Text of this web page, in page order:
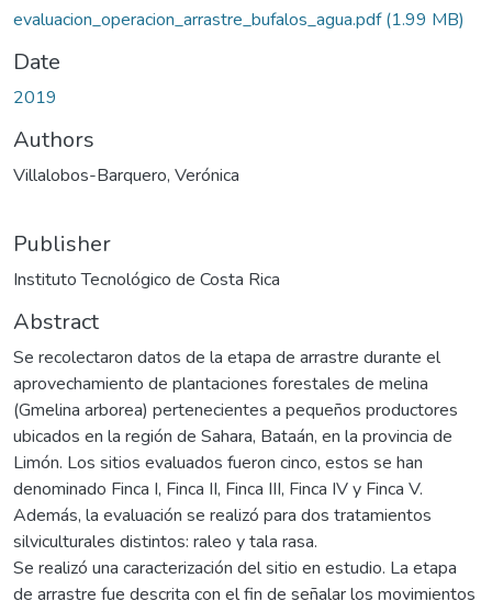
evaluacion_operacion_arrastre_bufalos_agua.pdf(1.99 MB)
Date
2019
Authors
Villalobos-Barquero, Verónica
Publisher
Instituto Tecnológico de Costa Rica
Abstract
Se recolectaron datos de la etapa de arrastre durante el
aprovechamiento de plantaciones forestales de melina
(Gmelina arborea) pertenecientes a pequeños productores
ubicados en la región de Sahara, Bataán, en la provincia de
Limón. Los sitios evaluados fueron cinco, estos se han
denominado Finca I, Finca II, Finca III, Finca IV y Finca V.
Además, la evaluación se realizó para dos tratamientos
silviculturales distintos: raleo y tala rasa.
Se realizó una caracterización del sitio en estudio. La etapa
de arrastre fue descrita con el fin de señalar los movimientos